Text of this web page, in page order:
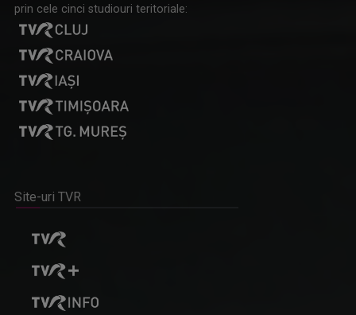
prin cele cinci studiouri teritoriale:
Site-uri TVR